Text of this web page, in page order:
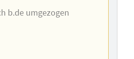
b.de umgezogen